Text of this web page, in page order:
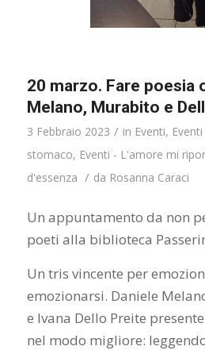
20 marzo. Fare poesia
Melano, Murabito e
3 Febbraio 2023 / in Eventi,
stomaco, Eventi - L'amore mi
d'essenza / da Rosanna Caraci
Un appuntamento da non
poeti alla biblioteca
Un tris vincente per
emozionarsi. Daniele
e Ivana Dello Preite
nel modo migliore: